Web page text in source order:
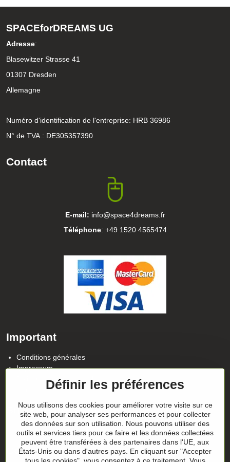
SPACEforDREAMS UG
Adresse:
Blasewitzer Strasse 41
01307 Dresden
Allemagne
Numéro d'identification de l'entreprise: HRB 36986
N° de TVA.: DE305357390
Contact
E-mail: info@space4dreams.fr
Téléphone: +49 1520 4565474
Important
Conditions générales
Impressum
Politique de confidentialité
Suivez notre actualité sur nos réseaux
Facebook Instagram
Conseils sur les cadeaux
Définir les préférences
Nous utilisons des cookies pour améliorer votre visite sur ce
site web, pour analyser ses performances et pour collecter
des données sur son utilisation. Nous pouvons utiliser des
outils et services tiers pour ce faire et les données collectées
peuvent être transférées à des partenaires dans l'UE, aux
États-Unis ou dans d'autres pays. En cliquant sur "Accepter